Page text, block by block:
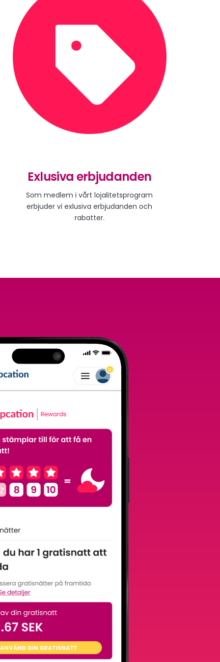
Exlusiva erbjudanden
Som medlem i vårt lojalitetsprogram
erbjuder vi exlusiva erbjudanden och
rabatter.